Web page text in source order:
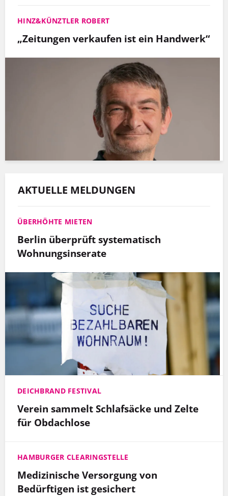
HINZ&KÜNZTLER ROBERT
„Zeitungen verkaufen ist ein Handwerk“
AKTUELLE MELDUNGEN
ÜBERHÖHTE MIETEN
Berlin überprüft systematisch
Wohnungsinserate
DEICHBRAND FESTIVAL
Verein sammelt Schlafsäcke und Zelte
für Obdachlose
HAMBURGER CLEARINGSTELLE
Medizinische Versorgung von
Bedürftigen ist gesichert